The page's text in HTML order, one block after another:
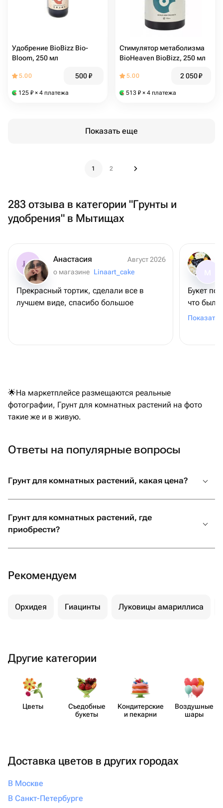
Удобрение BioBizz Bio-
Bloom, 250 мл
5.00 500₽
125 ₽ × 4 платежа
Стимулятор метаболизма
BioHeaven BioBizz, 250 мл
5.00 2 050₽
513 ₽ × 4 платежа
Показать еще
1 2
283 отзыва в категории "Грунты и
удобрения" в Мытищах
Анастасия
Август 2026
о магазине Linaart_cake
Прекрасный тортик, сделали все в
лучшем виде, спасибо большое
Букет
что был
Показать
🌟На маркетплейсе размещаются реальные
фотографии, Грунт для комнатных растений на фото
такие же и в живую.
Ответы на популярные вопросы
Грунт для комнатных растений, какая цена?
Грунт для комнатных растений, где
приобрести?
Рекомендуем
Орхидея Гиацинты Луковицы амариллиса
Другие категории
Цветы
Съедобные
букеты
Кондит​ерские
и пекарни
Воздушные
шары
Доставка цветов в других городах
В Москве
В Санкт-Петербурге